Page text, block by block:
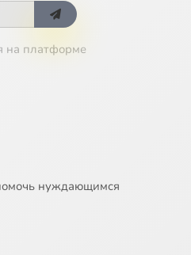
на платформе
нуждающимся